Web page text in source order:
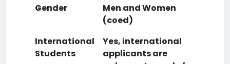
Gender
Men and Women
(coed)
International
Students
Yes, international
applicants are